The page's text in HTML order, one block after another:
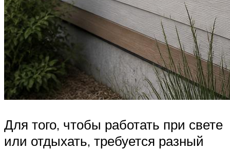
Для того, чтобы работать при свете
или отдыхать, требуется разный